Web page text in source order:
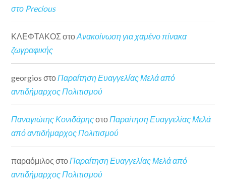
στο Precious
ΚΛΕΦΤΑΚΟΣ στοΑνακοίνωση για χαμένο πίνακα
ζωγραφικής
georgios στοΠαραίτηση Ευαγγελίας Μελά από
αντιδήμαρχος Πολιτισμού
Παναγιώτης ΚονιδάρηςστοΠαραίτηση Ευαγγελίας Μελά
από αντιδήμαρχος Πολιτισμού
παραόμιλος στοΠαραίτηση Ευαγγελίας Μελά από
αντιδήμαρχος Πολιτισμού